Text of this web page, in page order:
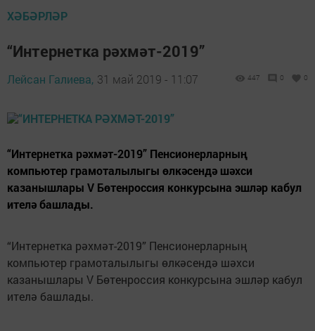
ХӘБӘРЛӘР
“Интернетка рәхмәт-2019”
Лейсан Галиева, 31 май 2019 - 11:07 447 0 0
“Интернетка рәхмәт-2019” Пенсионерларның
компьютер грамоталылыгы өлкәсендә шәхси
казанышлары V Бөтенроссия конкурсына эшләр кабул
ителә башлады.
“Интернетка рәхмәт-2019” Пенсионерларның
компьютер грамоталылыгы өлкәсендә шәхси
казанышлары V Бөтенроссия конкурсына эшләр кабул
ителә башлады.